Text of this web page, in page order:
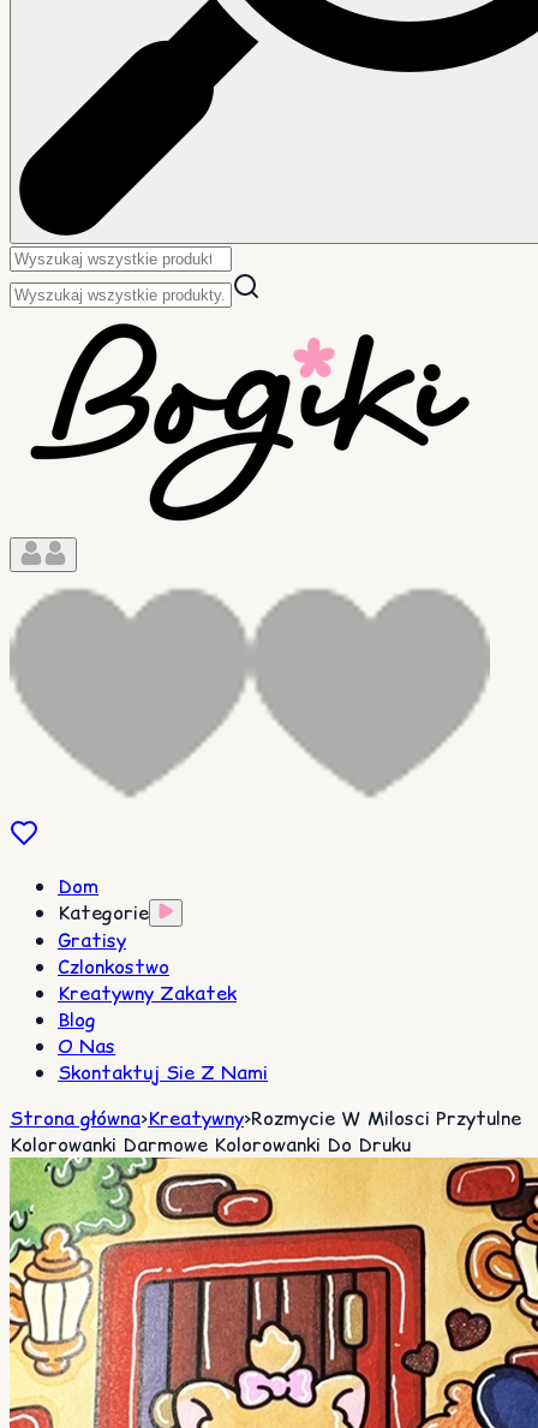
Dom
Kategorie
Gratisy
Czlonkostwo
Kreatywny Zakatek
Blog
O Nas
Skontaktuj Sie Z Nami
Strona główna>Kreatywny>Rozmycie W Milosci Przytulne
Kolorowanki Darmowe Kolorowanki Do Druku